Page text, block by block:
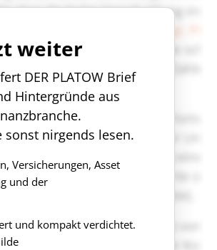
weiter
DER PLATOW Brief
Hintergründe aus
nirgends lesen.
Versicherungen, Asset
und der
und kompakt verdichtet.